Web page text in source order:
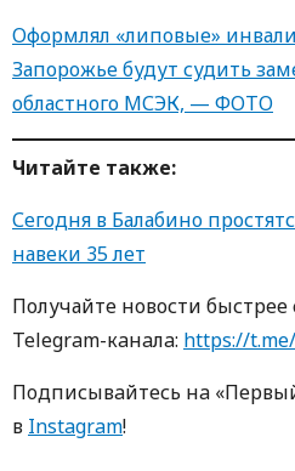
Оформлял «липовые»
Запорожье будут судить
областного МСЭК, — ФОТО
Читайте также:
Сегодня в Балабино
навеки 35 лет
Получайте новости
Telegram-кaнaлa: https://
Пoдписывaйтесь нa
в Instagram!